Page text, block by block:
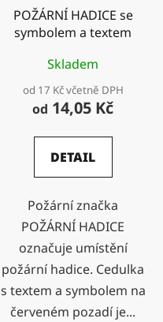
POŽÁRNÍ HADICE se
symbolem a textem
Skladem
od 17 Kč včetně DPH
od 14,05 Kč
DETAIL
Požární značka
POŽÁRNÍ HADICE
označuje umístění
požární hadice. Cedulka
s textem a symbolem na
červeném pozadí je...